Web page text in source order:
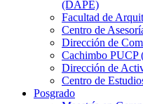
(DAPE)
Facultad de
Centro de
Dirección de
Cachimbo
Dirección de
Centro de
Posgrado